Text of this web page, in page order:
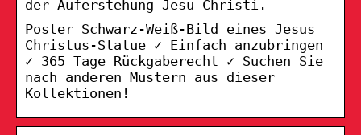
der Auferstehung Jesu Christi.
Poster Schwarz-Weiß-Bild eines Jesus
Christus-Statue ✓ Einfach anzubringen
✓ 365 Tage Rückgaberecht ✓ Suchen Sie
nach anderen Mustern aus dieser
Kollektionen!